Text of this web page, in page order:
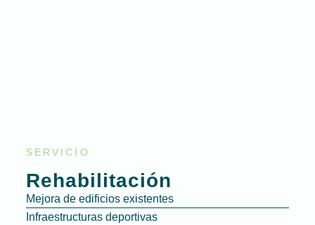
SERVICIO
Rehabilitación
Mejora de edificios existentes
Infraestructuras deportivas